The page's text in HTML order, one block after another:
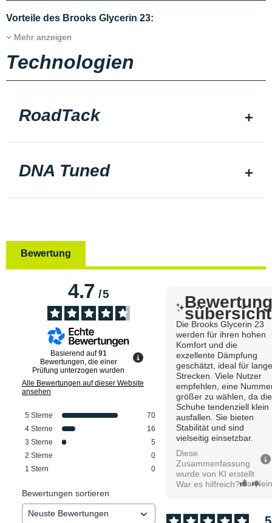
Vorteile des Brooks Glycerin 23:
Mehr anzeigen
Technologien
RoadTack
DNA Tuned
Bewertung
4.7/5
Basierend auf91
Bewertungen, die einer
Prüfung unterzogen wurden
Alle Bewertungen auf dieser Website
ansehen
5 Sterne
70
4 Sterne
16
3 Sterne
5
2 Sterne
0
1 Stern 0
Bewertungen sortieren
sübersicht
Die Brooks Glycerin 23
werden für ihren hohen
Komfort und die
exzellente Dämpfung
geschätzt, ideal für
Strecken. Viele Nutzer
empfehlen, eine
größer zu wählen, da die
Schuhe tendenziell klein
ausfallen. Sie bieten
Stabilität und sind
vielseitig einsetzbar.
Diese
Zusammenfassung
wurde von KI erstellt
War es hilfreich? Ja